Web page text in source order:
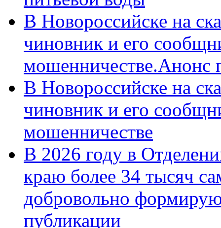
В Новороссийске на
чиновник и его
мошенничестве.Анонс
В Новороссийске на
чиновник и его
мошенничестве
В 2026 году в
краю более 34 тысяч
добровольно
публикации